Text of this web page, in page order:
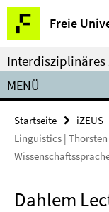
Springe
direkt
zu
Inhalt
Freie
Service-
Navigation
Interdisziplinäres
MENÜ
Startseite iZEUS
Linguistics |
Dahlem